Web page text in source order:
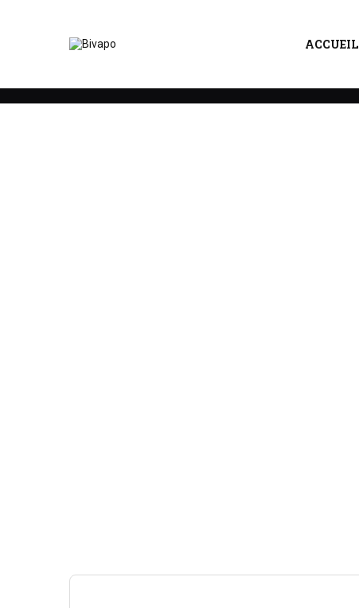
ACCUEIL